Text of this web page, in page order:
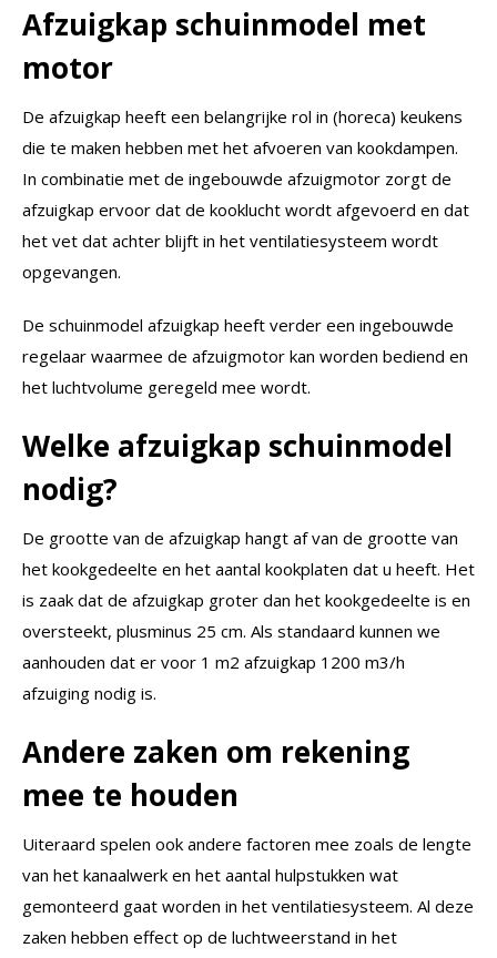
Afzuigkap schuinmodel met
motor
De afzuigkap heeft een belangrijke rol in (horeca) keukens
die te maken hebben met het afvoeren van kookdampen.
In combinatie met de ingebouwde afzuigmotor zorgt de
afzuigkap ervoor dat de kooklucht wordt afgevoerd en dat
het vet dat achter blijft in het ventilatiesysteem wordt
opgevangen.
De schuinmodel afzuigkap heeft verder een ingebouwde
regelaar waarmee de afzuigmotor kan worden bediend en
het luchtvolume geregeld mee wordt.
Welke afzuigkap schuinmodel
nodig?
De grootte van de afzuigkap hangt af van de grootte van
het kookgedeelte en het aantal kookplaten dat u heeft. Het
is zaak dat de afzuigkap groter dan het kookgedeelte is en
oversteekt, plusminus 25 cm. Als standaard kunnen we
aanhouden dat er voor 1 m2 afzuigkap 1200 m3/h
afzuiging nodig is.
Andere zaken om rekening
mee te houden
Uiteraard spelen ook andere factoren mee zoals de lengte
van het kanaalwerk en het aantal hulpstukken wat
gemonteerd gaat worden in het ventilatiesysteem. Al deze
zaken hebben effect op de luchtweerstand in het